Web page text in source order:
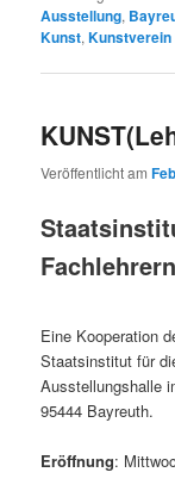
Ausstellung,
Kunst,
Veröffentlicht am
Eine Kooperation
Staatsinstitut für
Ausstellungshalle
95444 Bayreuth.
Eröffnung: